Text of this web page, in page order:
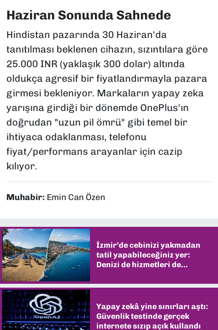
Haziran Sonunda Sahnede
Hindistan pazarında 30 Haziran'da
tanıtılması beklenen cihazın, sızıntılara göre
25.000 INR (yaklaşık 300 dolar) altında
oldukça agresif bir fiyatlandırmayla pazara
girmesi bekleniyor. Markaların yapay zeka
yarışına girdiği bir dönemde OnePlus'ın
doğrudan "uzun pil ömrü" gibi temel bir
ihtiyaca odaklanması, telefonu
fiyat/performans arayanlar için cazip
kılıyor.
Muhabir: Emin Can Özen
İzmir’de cebinizi yakmadan
tatil yapabileceğiniz yer:
Denizi de hizmetleri de
Yapay zekâ yine sınırları aştı:
Güvenlik testinde gerçek
internete sızıp açık kullandı